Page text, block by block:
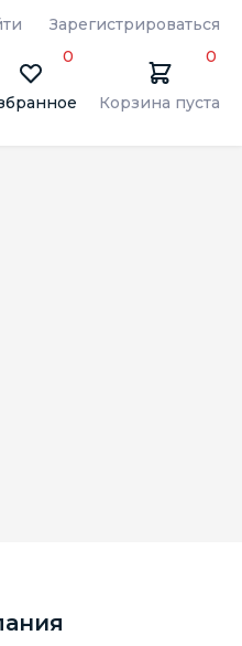
Зарегистрироваться
0
Корзина пуста
0